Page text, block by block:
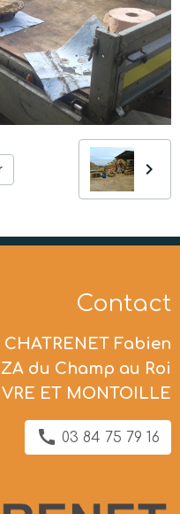
Contact
CHATRENET Fabien
ZA du Champ au Roi
ET MONTOILLE
03 84 75 79 16